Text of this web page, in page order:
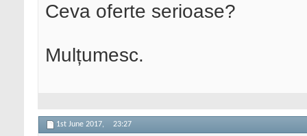
Ceva oferte serioase?
Mulțumesc.
1st June 2017, 23:27